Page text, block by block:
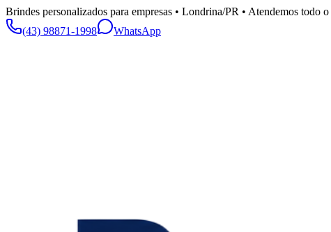
Brindes personalizados para empresas • Londrina/PR • Atendemos todo
(43) 98871-1998
WhatsApp